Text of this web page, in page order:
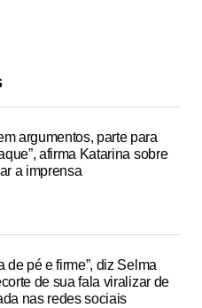
argumentos, parte para
afirma Katarina sobre
a imprensa
de pé e firme”, diz Selma
de sua fala viralizar de
nas redes sociais